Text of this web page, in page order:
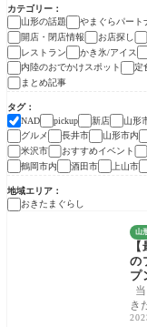
カテゴリー
山形の話題
やまぐらパート
開店・閉店情報
お店探し
レストラン
かき氷/アイス
内陸のおでかけスポット
定
まとめ記事
タグ
NAD
pickup 新店 山形
グルメ
長井市 山形市内
米沢市
おすすめイベント
鶴岡市内
酒田市 上山市
地域エリア
おきたまぐらし
山
の
プ
き
（